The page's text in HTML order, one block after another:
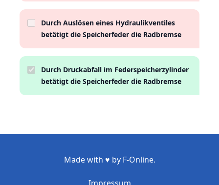
Durch Auslösen eines Hydraulikventiles
betätigt die Speicherfeder die Radbremse
Durch Druckabfall im Federspeicherzylinder
betätigt die Speicherfeder die Radbremse
Made with ♥ by F-Online.